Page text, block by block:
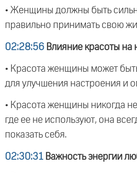
• Женщины должны быть
правильно принимать свою
02:28:56 Влияние красоты на
• Красота женщины может
для улучшения настроения и
• Красота женщины никогда
где ее не используют, она
показать себя.
02:30:31 Важность энергии